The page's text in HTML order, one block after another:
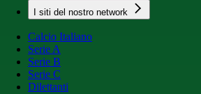
I siti del nostro network
Calcio Italiano
Serie A
Serie B
Serie C
Dilettanti